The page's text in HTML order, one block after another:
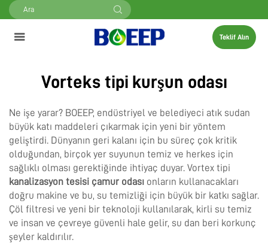
Teklif Alın
Vorteks tipi kurşun odası
Ne işe yarar? BOEEP, endüstriyel ve belediyeci atık sudan
büyük katı maddeleri çıkarmak için yeni bir yöntem
geliştirdi. Dünyanın geri kalanı için bu süreç çok kritik
olduğundan, birçok yer suyunun temiz ve herkes için
sağlıklı olması gerektiğinde ihtiyaç duyar. Vortex tipi
kanalizasyon tesisi çamur odası onların kullanacakları
doğru makine ve bu, su temizliği için büyük bir katkı sağlar.
Çöl filtresi ve yeni bir teknoloji kullanılarak, kirli su temiz
ve insan ve çevreye güvenli hale gelir, su dan beri korkunç
şeyler kaldırılır.